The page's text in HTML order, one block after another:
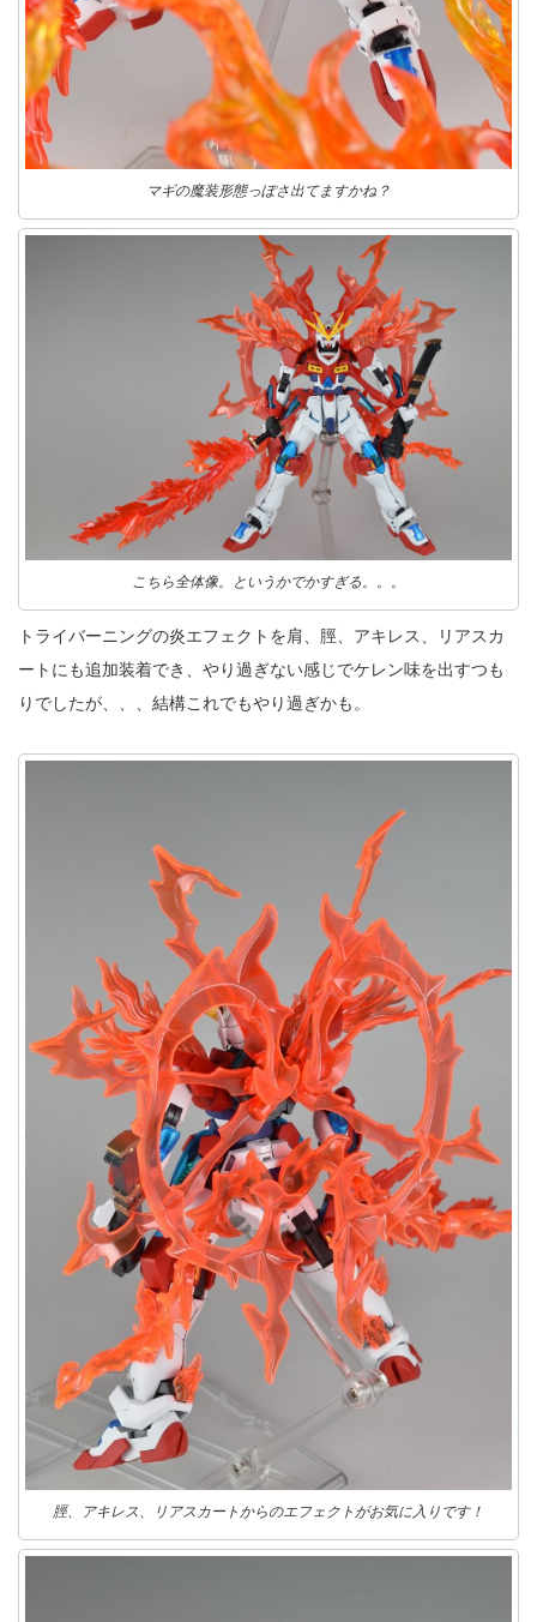
マギの魔装形態っぽさ出てますかね？
こちら全体像。というかでかすぎる。。。
トライバーニングの炎エフェクトを肩、脛、アキレス、リアスカ
ートにも追加装着でき、やり過ぎない感じでケレン味を出すつも
りでしたが、、、結構これでもやり過ぎかも。
脛、アキレス、リアスカートからのエフェクトがお気に入りです！